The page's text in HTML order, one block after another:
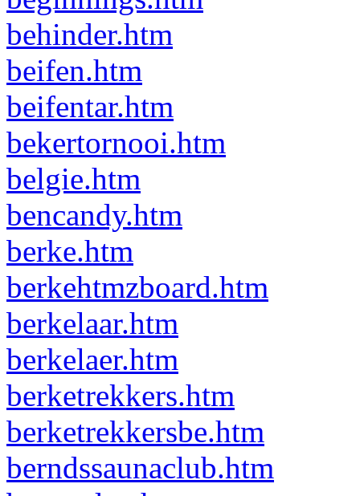
behinder.htm
beifen.htm
beifentar.htm
bekertornooi.htm
belgie.htm
bencandy.htm
berke.htm
berkehtmzboard.htm
berkelaar.htm
berkelaer.htm
berketrekkers.htm
berketrekkersbe.htm
berndssaunaclub.htm